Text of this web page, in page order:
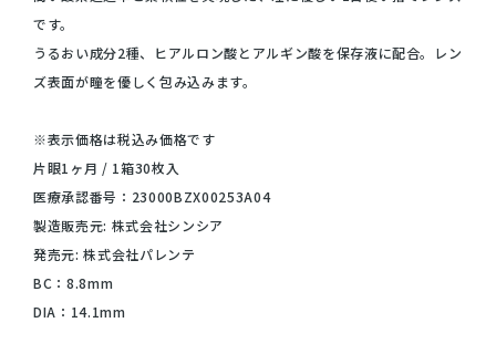
です。
うるおい成分2種、ヒアルロン酸とアルギン酸を保存液に配合。レン
ズ表面が瞳を優しく包み込みます。
※表示価格は税込み価格です
片眼1ヶ月 / 1箱30枚入
医療承認番号：23000BZX00253A04
製造販売元: 株式会社シンシア
発売元: 株式会社パレンテ
BC：8.8mm
DIA：14.1mm